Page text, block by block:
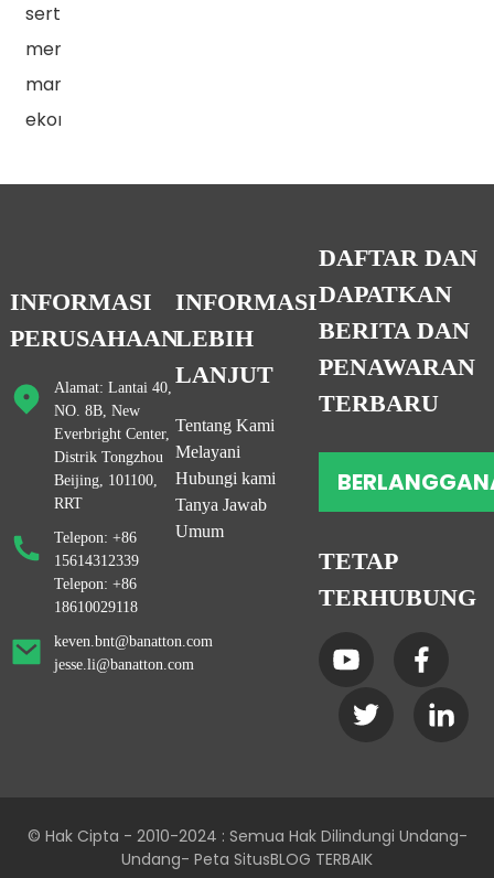
serta
mengejar
manfaat
ekonomi.
INFORMASI
PERUSAHAAN
Alamat: Lantai 40,
NO. 8B, New
Everbright Center,
Distrik Tongzhou
Beijing, 101100,
RRT
Telepon: +86
15614312339
Telepon: +86
18610029118
keven.bnt@banatton.com
jesse.li@banatton.com
INFORMASI
LEBIH
LANJUT
Tentang Kami
Melayani
Hubungi kami
Tanya Jawab
Umum
DAFTAR DAN
DAPATKAN
BERITA DAN
PENAWARAN
TERBARU
TETAP
TERHUBUNG
© Hak Cipta - 2010-2024 : Semua Hak Dilindungi Undang-
Undang- Peta SitusBLOG TERBAIK